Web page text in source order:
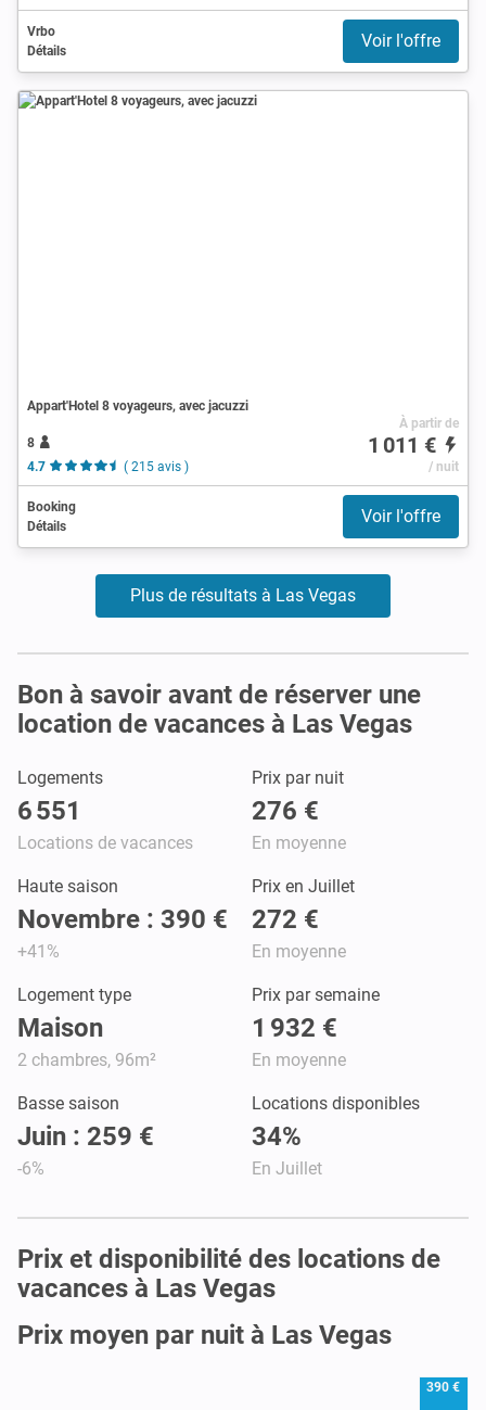
Vrbo
Détails
Voir l'offre
Appart'Hotel 8 voyageurs, avec jacuzzi
8
4.7
( 215 avis )
À partir de
1 011 €
/ nuit
Booking
Détails
Voir l'offre
Plus de résultats à Las Vegas
Bon à savoir avant de réserver une
location de vacances à Las Vegas
Logements
6 551
Locations de vacances
Prix par nuit
276 €
En moyenne
Haute saison
Novembre : 390 €
+41%
Prix en Juillet
272 €
En moyenne
Logement type
Maison
2 chambres, 96m²
Prix par semaine
1 932 €
En moyenne
Basse saison
Juin : 259 €
-6%
Locations disponibles
34%
En Juillet
Prix et disponibilité des locations de
vacances à Las Vegas
Prix moyen par nuit à Las Vegas
390 €